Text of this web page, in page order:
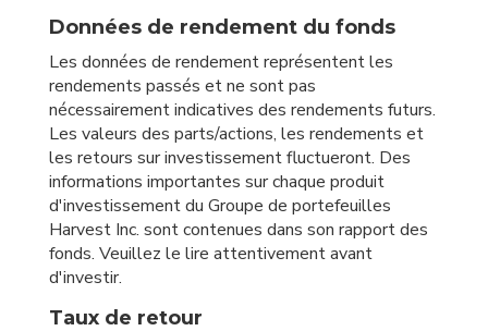
Données de rendement du fonds
Les données de rendement représentent les
rendements passés et ne sont pas
nécessairement indicatives des rendements futurs.
Les valeurs des parts/actions, les rendements et
les retours sur investissement fluctueront. Des
informations importantes sur chaque produit
d'investissement du Groupe de portefeuilles
Harvest Inc. sont contenues dans son rapport des
fonds. Veuillez le lire attentivement avant
d'investir.
Taux de retour